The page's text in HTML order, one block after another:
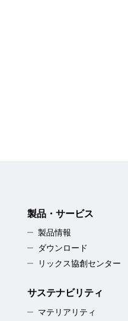
製品・サービス
製品情報
ダウンロード
リックス協創センター
サステナビリティ
マテリアリティ